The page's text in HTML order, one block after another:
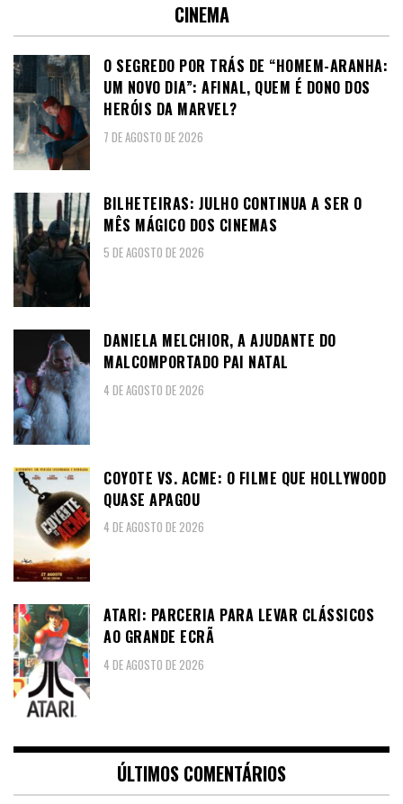
CINEMA
O SEGREDO POR TRÁS DE “HOMEM-ARANHA:
UM NOVO DIA”: AFINAL, QUEM É DONO DOS
HERÓIS DA MARVEL?
7 DE AGOSTO DE 2026
BILHETEIRAS: JULHO CONTINUA A SER O
MÊS MÁGICO DOS CINEMAS
5 DE AGOSTO DE 2026
DANIELA MELCHIOR, A AJUDANTE DO
MALCOMPORTADO PAI NATAL
4 DE AGOSTO DE 2026
COYOTE VS. ACME: O FILME QUE HOLLYWOOD
QUASE APAGOU
4 DE AGOSTO DE 2026
ATARI: PARCERIA PARA LEVAR CLÁSSICOS
AO GRANDE ECRÃ
4 DE AGOSTO DE 2026
ÚLTIMOS COMENTÁRIOS